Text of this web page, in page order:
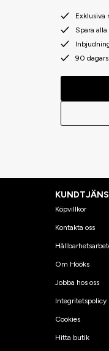
Exklusiva
Spara
90
Köpvillkor
Kontakta oss
Om Hööks
Jobba hos oss
Integritetspolicy
Cookies
Hitta butik